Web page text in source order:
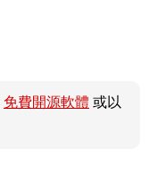
免費開源軟體 或以